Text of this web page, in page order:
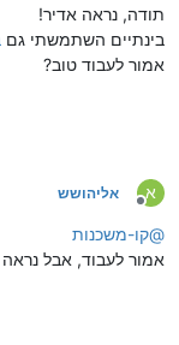
תודה, נראה אדיר!
בינתיים השתמשתי גם
אמור לעבוד טוב?
א
מנותק
אליהושש
@קו-משכנות
אמור לעבוד, אבל נראה